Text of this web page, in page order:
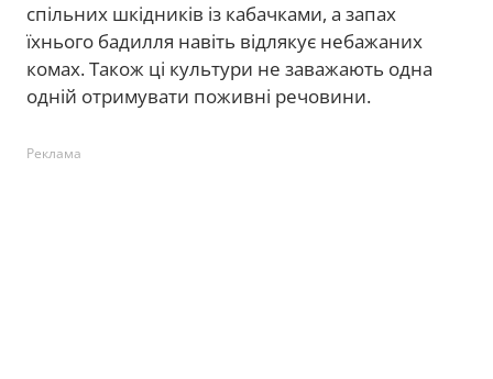
спільних шкідників із кабачками, а запах
їхнього бадилля навіть відлякує небажаних
комах. Також ці культури не заважають одна
одній отримувати поживні речовини.
Реклама